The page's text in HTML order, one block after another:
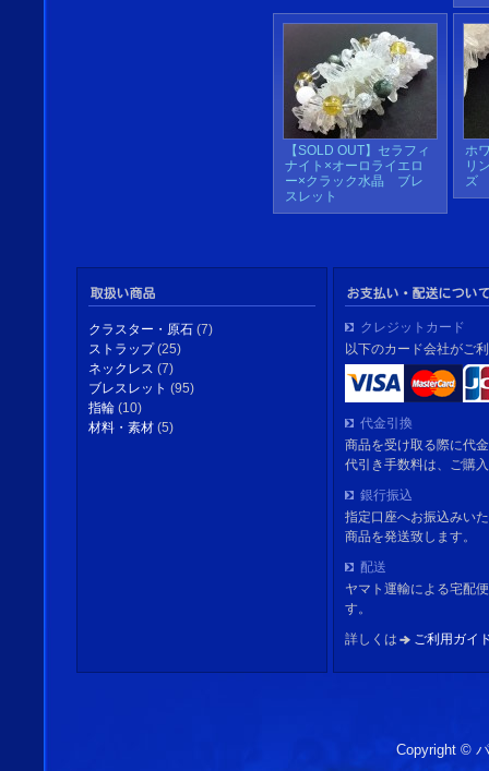
【SOLD OUT】セラフィ
ナイト×オーロライエロ
ー×クラック水晶 ブレ
スレット
ホ
リ
ズ
クラスター・原石 (7)
ストラップ(25)
ネックレス (7)
ブレスレット (95)
指輪 (10)
材料・素材 (5)
クレジットカード
以下のカード会社がご
代金引換
商品を受け取る際に代
代引き手数料は、ご購
銀行振込
指定口座へお振込みい
商品を発送致します。
配送
ヤマト運輸による宅配
す。
詳しくは
ご利用ガイ
Copyright ©